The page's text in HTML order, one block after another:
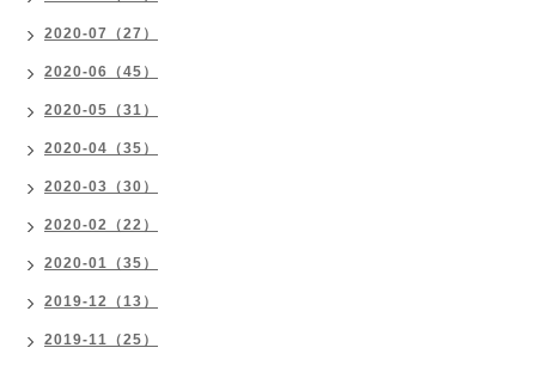
2020-07（27）
2020-06（45）
2020-05（31）
2020-04（35）
2020-03（30）
2020-02（22）
2020-01（35）
2019-12（13）
2019-11（25）